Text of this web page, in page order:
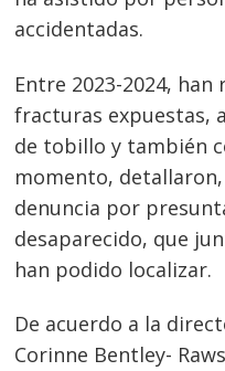
accidentadas.
Entre 2023-2024,
fracturas expuestas,
de tobillo y también
momento,
denuncia por
desaparecido, que
han podido localizar.
De acuerdo a la
Corinne Bentley-